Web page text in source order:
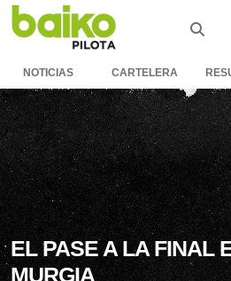
NOTICIAS CARTELERA
EL PASE A LA FINAL
MURGIA